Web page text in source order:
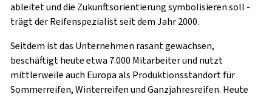
ableitet und die Zukunftsorientierung symbolisieren soll -
trägt der Reifenspezialist seit dem Jahr 2000.
Seitdem ist das Unternehmen rasant gewachsen,
beschäftigt heute etwa 7.000 Mitarbeiter und nutzt
mittlerweile auch Europa als Produktionsstandort für
Sommerreifen, Winterreifen und Ganzjahresreifen. Heute